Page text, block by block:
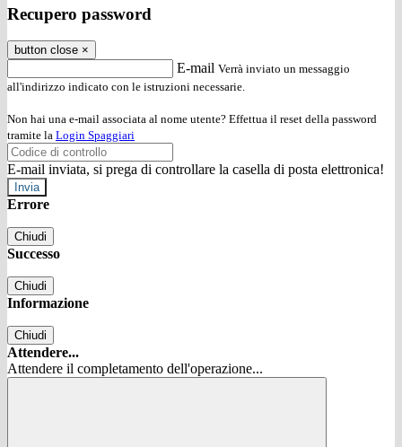
Recupero password
button close ×
E-mail Verrà inviato un messaggio
all'indirizzo indicato con le istruzioni necessarie.
Non hai una e-mail associata al nome utente? Effettua il reset della password
tramite la Login Spaggiari
E-mail inviata, si prega di controllare la casella di posta elettronica!
Errore
Chiudi
Successo
Chiudi
Informazione
Chiudi
Attendere...
Attendere il completamento dell'operazione...